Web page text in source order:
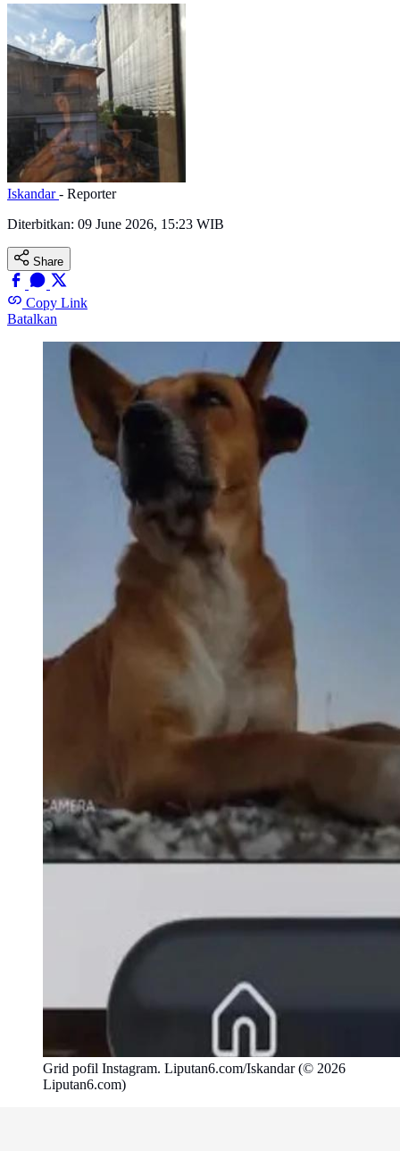
Iskandar- Reporter
Diterbitkan: 09 June 2026, 15:23 WIB
Share
Copy Link
Batalkan
Grid pofil Instagram. Liputan6.com/Iskandar (© 2026
Liputan6.com)